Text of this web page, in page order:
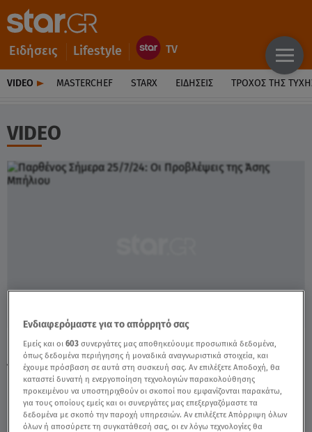
Ειδήσεις Lifestyle
VIDEO MASTERCHEF STARX ΕΙΔΉΣΕΙΣ ΤΡΟΧΌΣ ΤΗΣ
VIDEO
Παρθένος Σήμερα 25/7/24: Οι Προβλέψεις
της Άσης Μπήλιου - Video
Ενδιαφερόμαστε για το απόρρητό σας
Εμείς και οι603 συνεργάτες μας αποθηκεύουμε προσωπικά δεδομένα,
όπως δεδομένα περιήγησης ή μοναδικά αναγνωριστικά στοιχεία, και
έχουμε πρόσβαση σε αυτά στη συσκευή σας. Αν επιλέξετε Αποδοχή, θα
καταστεί δυνατή η ενεργοποίηση τεχνολογιών παρακολούθησης
προκειμένου να υποστηριχθούν οι σκοποί που εμφανίζονται παρακάτω,
για τους οποίους εμείς και οι συνεργάτες μας επεξεργαζόμαστε τα
δεδομένα με σκοπό την παροχή υπηρεσιών. Αν επιλέξετε Απόρριψη όλων
όλων ή αποσύρετε τη συγκατάθεσή σας, οι εν λόγω τεχνολογίες θα